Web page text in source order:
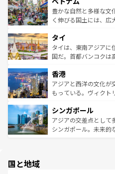
が味わえる。
照してほしい。
できる。そして、キム
まで、さまざまな韓国
リティに包まれながら
わ
覧を参照してほしい。
豊かな自然と多様な文
く伸びる国土には、広
急速な発展と共に伝統
ーチミン市のフランス
醸し出している。また
とつ。フォーやバイン
ひ現地で味わいたい。
が旅行者を迎えてくれ
参照してほしい。
タイ
タイは、東南アジアに
国だ。首都バンコクは
の活気が交差している
帯で自然と触れ合い、
いビーチでリゾート気
激する。気候は一年中
が待っている。親しみ
た文化、そして多様な
香港
アジアと西洋の文化が
もっている。ヴィクト
み、どこを訪れても感
ており、効率よく見ど
うな絶景から文化的な
シンガポール
アジアの交差点として
シンガポール。未来的
国と地域